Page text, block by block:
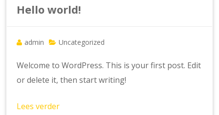
Hello world!
admin Uncategorized
Welcome to WordPress. This is your first post. Edit
or delete it, then start writing!
Lees verder